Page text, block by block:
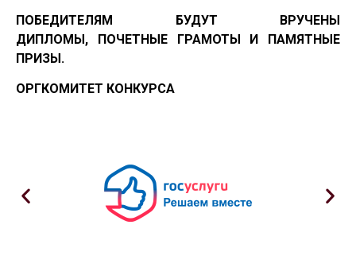
ПОБЕДИТЕЛЯМ БУДУТ ВРУЧЕНЫ
ДИПЛОМЫ, ПОЧЕТНЫЕ ГРАМОТЫ И ПАМЯТНЫЕ
ПРИЗЫ.
ОРГКОМИТЕТ КОНКУРСА